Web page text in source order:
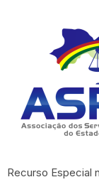
Recurso Especial